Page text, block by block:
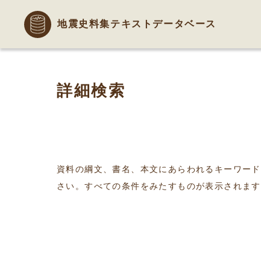
地震史料集テキストデータベース
詳細検索
資料の綱文、書名、本文にあらわれるキーワー
さい。すべての条件をみたすものが表示されます